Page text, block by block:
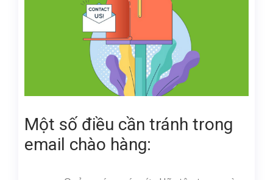
Một số điều cần tránh trong
email chào hàng: